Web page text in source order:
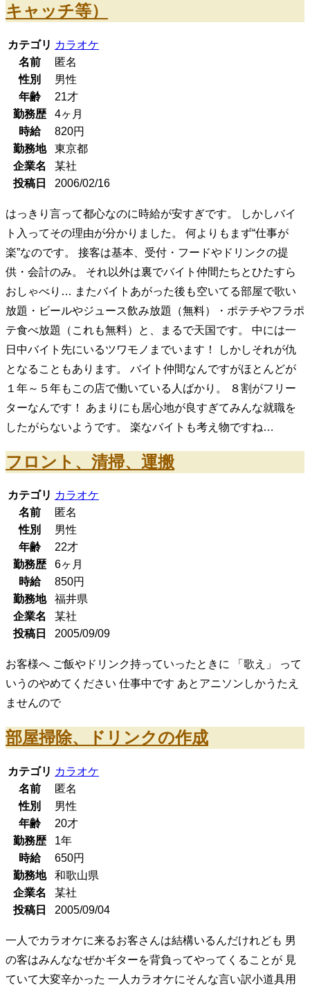
キャッチ等）
カテゴリ カラオケ
名前
匿名
性別
男性
年齢
21才
勤務歴
4ヶ月
時給
820円
勤務地
東京都
企業名
某社
投稿日
2006/02/16
はっきり言って都心なのに時給が安すぎです。 しかしバイ
ト入ってその理由が分かりました。 何よりもまず“仕事が
楽”なのです。 接客は基本、受付・フードやドリンクの提
供・会計のみ。 それ以外は裏でバイト仲間たちとひたすら
おしゃべり… またバイトあがった後も空いてる部屋で歌い
放題・ビールやジュース飲み放題（無料）・ポテチやフラポ
テ食べ放題（これも無料）と、まるで天国です。 中には一
日中バイト先にいるツワモノまでいます！ しかしそれが仇
となることもあります。 バイト仲間なんですがほとんどが
１年～５年もこの店で働いている人ばかり。 ８割がフリー
ターなんです！ あまりにも居心地が良すぎてみんな就職を
したがらないようです。 楽なバイトも考え物ですね…
フロント、清掃、運搬
カテゴリ カラオケ
名前
匿名
性別
男性
年齢
22才
勤務歴
6ヶ月
時給
850円
勤務地
福井県
企業名
某社
投稿日
2005/09/09
お客様へ ご飯やドリンク持っていったときに 「歌え」 って
いうのやめてください 仕事中です あとアニソンしかうたえ
ませんので
部屋掃除、ドリンクの作成
カテゴリ カラオケ
名前
匿名
性別
男性
年齢
20才
勤務歴
1年
時給
650円
勤務地
和歌山県
企業名
某社
投稿日
2005/09/04
一人でカラオケに来るお客さんは結構いるんだけれども 男
の客はみんななぜかギターを背負ってやってくることが 見
ていて大変辛かった 一人カラオケにそんな言い訳小道具用